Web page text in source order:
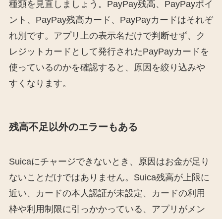
種類を見直しましょう。PayPay残高、PayPayポイ
ント、PayPay残高カード、PayPayカードはそれぞ
れ別です。アプリ上の表示名だけで判断せず、ク
レジットカードとして発行されたPayPayカードを
使っているのかを確認すると、原因を絞り込みや
すくなります。
残高不足以外のエラーもある
Suicaにチャージできないとき、原因はお金が足り
ないことだけではありません。Suica残高が上限に
近い、カードの本人認証が未設定、カードの利用
枠や利用制限に引っかかっている、アプリがメン